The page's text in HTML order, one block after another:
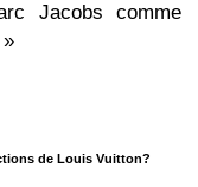
Jacobs comme
de Louis Vuitton?